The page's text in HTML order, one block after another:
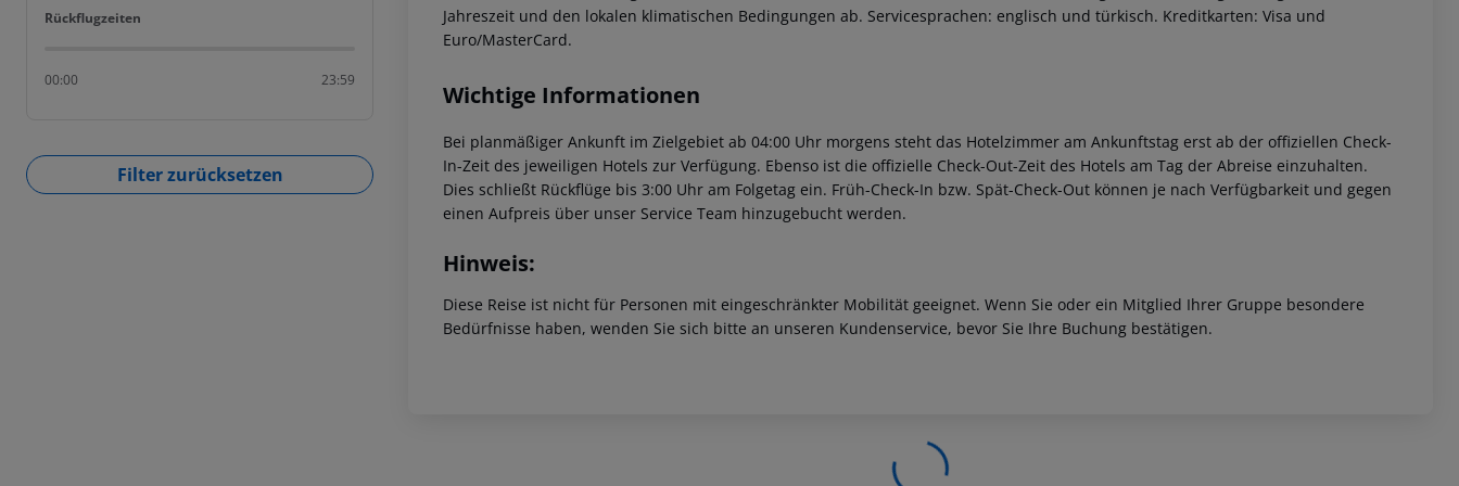
Rückflugzeiten
Rückflugzeiten
00:00 23:59
Filter zurücksetzen
Jahreszeit und den lokalen klimatischen Bedingungen ab. Servicesprachen: englisch und türkisch. Kreditkarten: Visa und
Euro/MasterCard.
Wichtige Informationen
Bei planmäßiger Ankunft im Zielgebiet ab 04:00 Uhr morgens steht das Hotelzimmer am Ankunftstag erst ab der offiziellen Check-
In-Zeit des jeweiligen Hotels zur Verfügung. Ebenso ist die offizielle Check-Out-Zeit des Hotels am Tag der Abreise einzuhalten.
Dies schließt Rückflüge bis 3:00 Uhr am Folgetag ein. Früh-Check-In bzw. Spät-Check-Out können je nach Verfügbarkeit und gegen
einen Aufpreis über unser Service Team hinzugebucht werden.
Hinweis:
Diese Reise ist nicht für Personen mit eingeschränkter Mobilität geeignet. Wenn Sie oder ein Mitglied Ihrer Gruppe besondere
Bedürfnisse haben, wenden Sie sich bitte an unseren Kundenservice, bevor Sie Ihre Buchung bestätigen.